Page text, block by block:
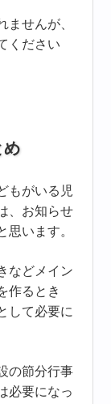
ませんが、
ください
もがいる児
、お知らせ
思います。
などメイン
作るとき
して必要に
の節分行事
必要になっ